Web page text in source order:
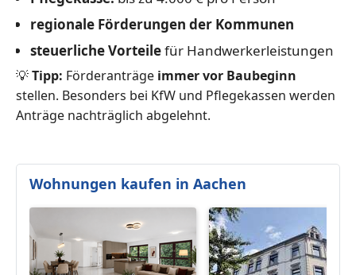
regionale Förderungen der Kommunen
steuerliche Vorteilefür Handwerkerleistungen
💡Tipp: Förderanträge immer vor Baubeginn
stellen. Besonders bei KfW und Pflegekassen werden
Anträge nachträglich abgelehnt.
Wohnungen kaufen in Aachen